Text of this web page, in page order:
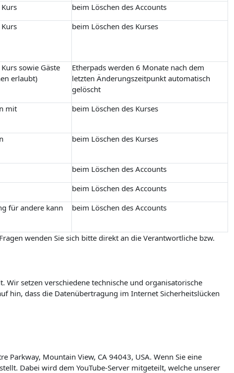
beim Löschen des Accounts
beim Löschen des Kurses
sowie Gäste
erlaubt)
Etherpads werden 6 Monate nach dem
letzten Änderungszeitpunkt automatisch
gelöscht
mit
beim Löschen des Kurses
beim Löschen des Kurses
beim Löschen des Accounts
beim Löschen des Accounts
für andere kann
beim Löschen des Accounts
wenden Sie sich bitte direkt an die Verantwortliche bzw.
setzen verschiedene technische und organisatorische
hin, dass die Datenübertragung im Internet Sicherheitslücken
Parkway, Mountain View, CA 94043, USA. Wenn Sie eine
Dabei wird dem YouTube-Server mitgeteilt, welche unserer